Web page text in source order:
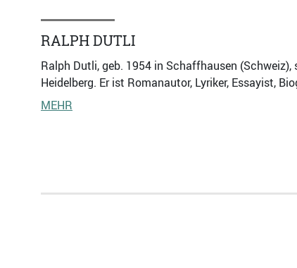
RALPH DUTLI
Ralph Dutli, geb. 1954 in Schaffhausen
Heidelberg. Er ist Romanautor, Lyriker, Essayist,
MEHR